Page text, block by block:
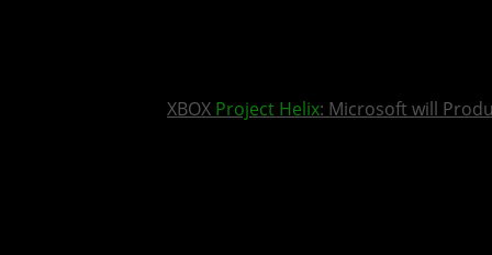
XBOX Project Helix: Microsoft will